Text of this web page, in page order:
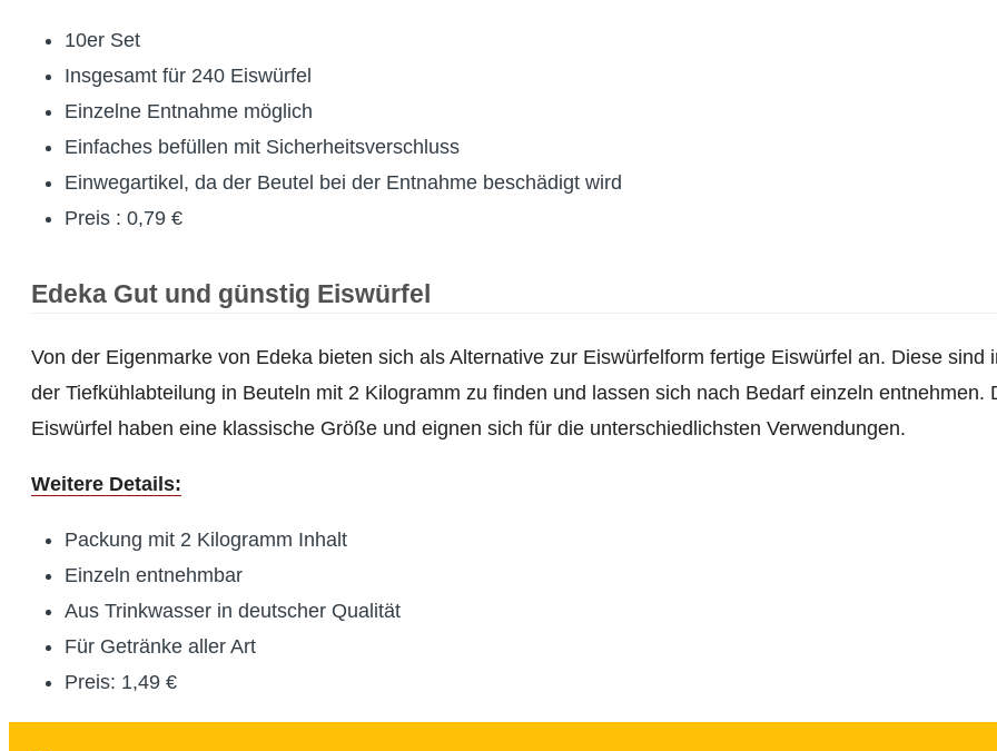
10er Set
Insgesamt für 240 Eiswürfel
Einzelne Entnahme möglich
Einfaches befüllen mit Sicherheitsverschluss
Einwegartikel, da der Beutel bei der Entnahme beschädigt wird
Preis : 0,79 €
Edeka Gut und günstig Eiswürfel
Von der Eigenmarke von Edeka bieten sich als Alternative zur Eiswürfelform fertige Eiswürfel an. Diese sind
der Tiefkühlabteilung in Beuteln mit 2 Kilogramm zu finden und lassen sich nach Bedarf einzeln entnehmen.
Eiswürfel haben eine klassische Größe und eignen sich für die unterschiedlichsten Verwendungen.
Weitere Details:
Packung mit 2 Kilogramm Inhalt
Einzeln entnehmbar
Aus Trinkwasser in deutscher Qualität
Für Getränke aller Art
Preis: 1,49 €